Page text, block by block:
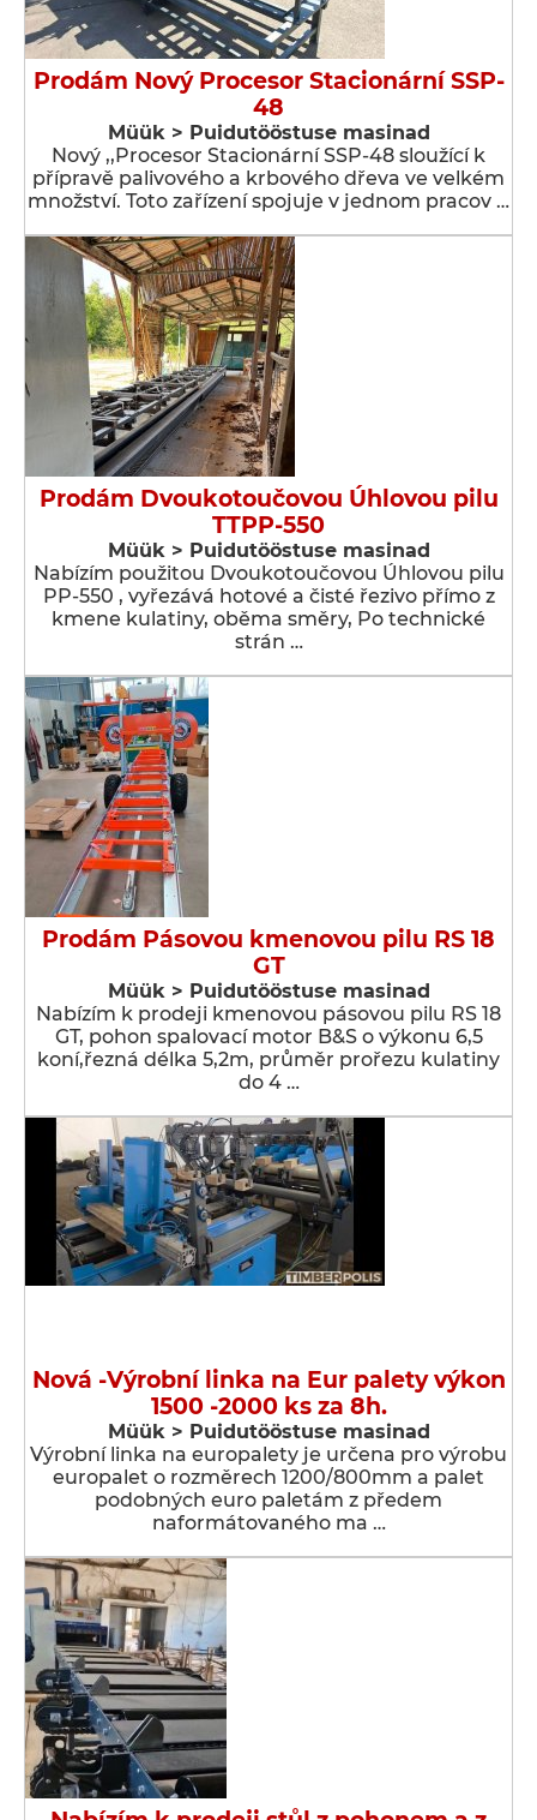
Prodám Nový Procesor Stacionární SSP-
48
Müük > Puidutööstuse masinad
Nový ,,Procesor Stacionární SSP-48 sloužící k
přípravě palivového a krbového dřeva ve velkém
množství. Toto zařízení spojuje v jednom pracov …
Prodám Dvoukotoučovou Úhlovou pilu
TTPP-550
Müük > Puidutööstuse masinad
Nabízím použitou Dvoukotoučovou Úhlovou pilu
PP-550 , vyřezává hotové a čisté řezivo přímo z
kmene kulatiny, oběma směry, Po technické
strán …
Prodám Pásovou kmenovou pilu RS 18
GT
Müük > Puidutööstuse masinad
Nabízím k prodeji kmenovou pásovou pilu RS 18
GT, pohon spalovací motor B&S o výkonu 6,5
koní,řezná délka 5,2m, průměr prořezu kulatiny
do 4 …
Nová -Výrobní linka na Eur palety výkon
1500 -2000 ks za 8h.
Müük > Puidutööstuse masinad
Výrobní linka na europalety je určena pro výrobu
europalet o rozměrech 1200/800mm a palet
podobných euro paletám z předem
naformátovaného ma …